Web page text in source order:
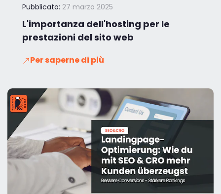
Pubblicato: 27 marzo 2025
L'importanza dell'hosting per le
prestazioni del sito web
Per saperne di più